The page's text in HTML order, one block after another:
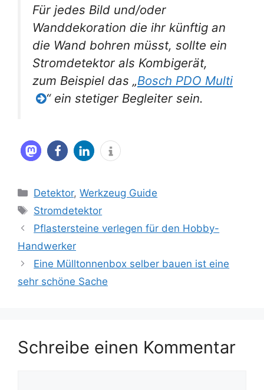
Für jedes Bild und/oder
Wanddekoration die ihr künftig an
die Wand bohren müsst, sollte ein
Stromdetektor als Kombigerät,
zum Beispiel das „Bosch PDO Multi
“ ein stetiger Begleiter sein.
Kategorien
Detektor,Werkzeug Guide
Schlagwörter
Stromdetektor
Pflastersteine verlegen für den Hobby-
Handwerker
Eine Mülltonnenbox selber bauen ist eine
sehr schöne Sache
Schreibe einen Kommentar